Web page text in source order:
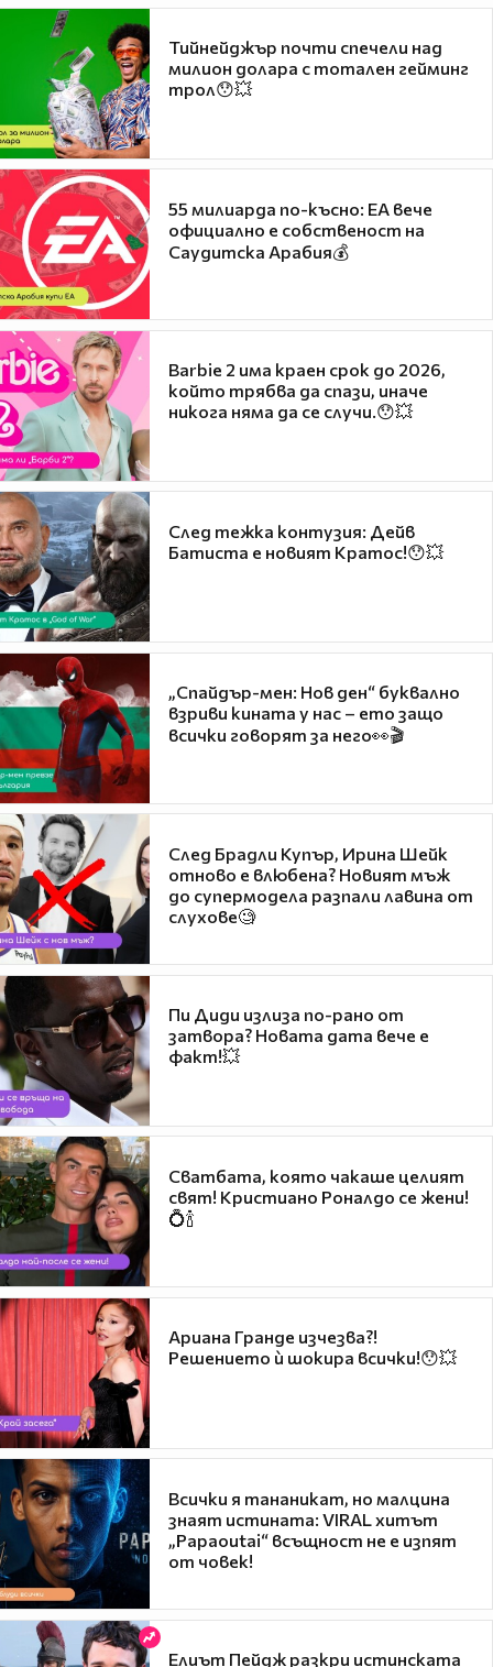
Тийнейджър почти спечели над
милион долара с тотален гейминг
трол😯💥
55 милиарда по-късно: EA вече
официално е собственост на
Саудитска Арабия💰
Barbie 2 има краен срок до 2026,
който трябва да спази, иначе
никога няма да се случи.😯💥
След тежка контузия: Дейв
Батиста е новият Кратос!😯💥
„Спайдър-мен: Нов ден“ буквално
взриви кината у нас – ето защо
всички говорят за него👀🎬
След Брадли Купър, Ирина Шейк
отново е влюбена? Новият мъж
до супермодела разпали лавина от
слухове🧐
Пи Диди излиза по-рано от
затвора? Новата дата вече е
факт!💥
Сватбата, която чакаше целият
свят! Кристиано Роналдо се жени!
💍🍾
Ариана Гранде изчезва?!
Решението ѝ шокира всички!😯💥
Всички я тананикат, но малцина
знаят истината: VIRAL хитът
„Papaoutai“ всъщност не е изпят
от човек!
Елиът Пейдж разкри истинската